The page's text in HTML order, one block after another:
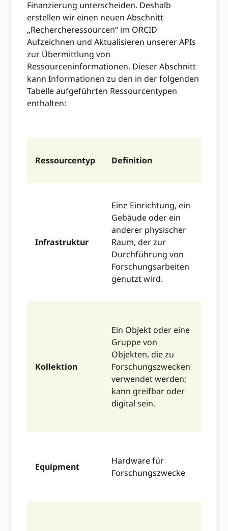
Finanzierung unterscheiden. Deshalb
erstellen wir einen neuen Abschnitt
„Rechercheressourcen“ im ORCID
Aufzeichnen und Aktualisieren unserer APIs
zur Übermittlung von
Ressourceninformationen. Dieser Abschnitt
kann Informationen zu den in der folgenden
Tabelle aufgeführten Ressourcentypen
enthalten:
Ressourcentyp Definition
Infrastruktur
Eine Einrichtung, ein
Gebäude oder ein
anderer physischer
Raum, der zur
Durchführung von
Forschungsarbeiten
genutzt wird.
Kollektion
Ein Objekt oder eine
Gruppe von
Objekten, die zu
Forschungszwecken
verwendet werden;
kann greifbar oder
digital sein.
Equipment
Hardware für
Forschungszwecke